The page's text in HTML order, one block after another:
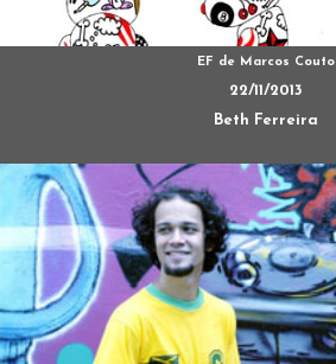
EF de Marcos Couto
22/11/2013
Beth Ferreira